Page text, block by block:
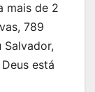
mais de 2
789
Salvador,
está